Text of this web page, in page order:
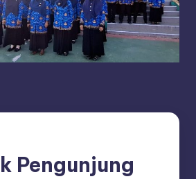
Pengunjung